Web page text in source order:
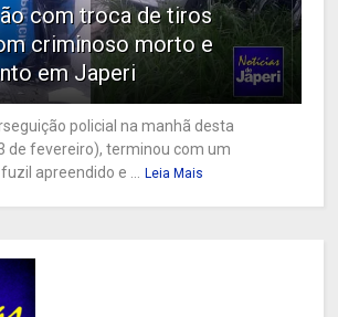
com troca de tiros
criminoso morto e
em Japeri
policial na manhã desta
de fevereiro), terminou com um
apreendido e ...
Leia Mais